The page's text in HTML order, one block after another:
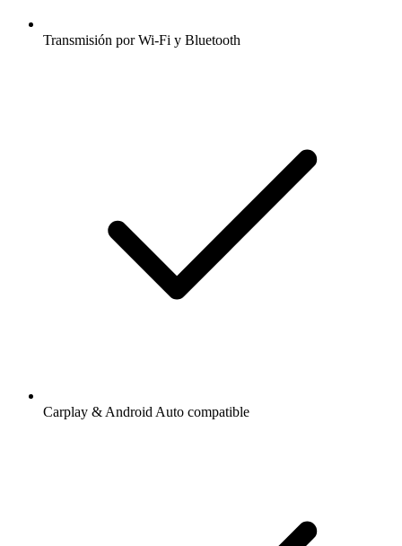
Transmisión por Wi-Fi y Bluetooth
Carplay & Android Auto compatible